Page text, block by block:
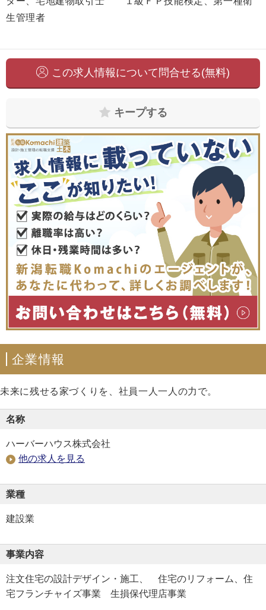
生管理者
この求人情報について問合せる(無料)
キープする
企業情報
未来に残せる家づくりを、社員一人一人の力で。
名称
ハーバーハウス株式会社
他の求人を見る
業種
建設業
事業内容
注文住宅の設計デザイン・施工、 住宅のリフォーム、住
宅フランチャイズ事業 生損保代理店事業